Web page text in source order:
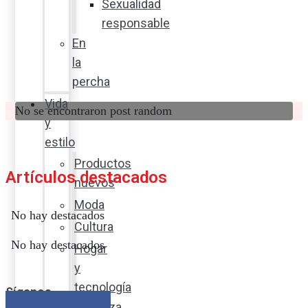
Sexualidad
responsable
En
la
percha
Vida
y
estilo
Productos
nuevos
Moda
Cultura
Hogar
y
tecnología
No se encontraron post random
Artículos destacados
No hay destacados
No hay destacados
Síganos